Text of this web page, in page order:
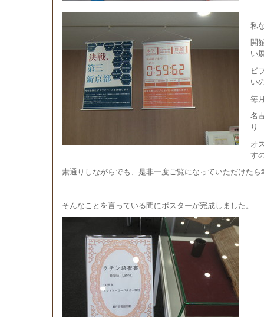
私
開
い
ビ
い
毎
名
り
オ
す
素通りしながらでも、是非一度ご覧になっていただけたら
そんなことを言っている間にポスターが完成しました。